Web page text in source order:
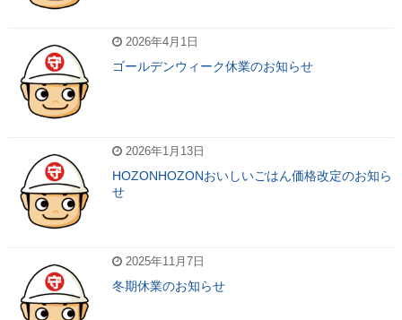
2026年4月1日
ゴールデンウィーク休業のお知らせ
2026年1月13日
HOZONHOZONおいしいごはん価格改定のお知ら
せ
2025年11月7日
冬期休業のお知らせ